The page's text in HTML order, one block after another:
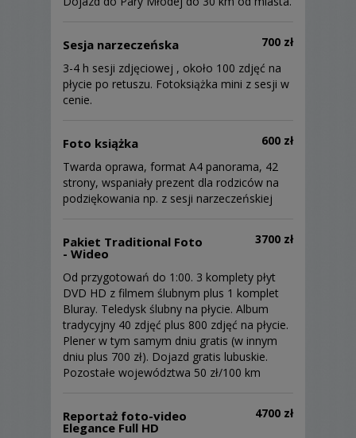
stanowisku jako Logistic Manager przez 8
lat. Jednocześnie prowadziliśmy naszą firmę
i w sezonie wykonywaliśmy reportaże ślubne
dla naszych klientów (po 20-25 ślubów) czy
dodatkowe projekty reklamowe, jako, że
naszym 70 m2 studiu fotograficznym. Po 8
latach męczarni w korporacji stwierdziłem,
że w pełni zaangażuję się w film i fotografię,
że będę robił tylko to co naprawdę kocham.
I rzuciłem etat.
kocham, a jednocześnie moja praca
przynosi mi dochody i sprawia radość innym.
Czego chcieć więcej:)
Od 9 lat mieszkamy i prowadzimy nasze
studio w zachodniej Polsce, w pobliżu
Słubic/Frankfurt Oder (20 km) , Gorzowa
„Perłą Ziemi Lubuskiej” – Ośnie Lubuskim.
Sesja narzeczeńska
700 zł
3-4 h sesji zdjęciowej , około 100 zdjęć na
płycie po retuszu. Fotoksiążka mini z sesji w
cenie.
Foto książka
600 zł
Twarda oprawa, format A4 panorama, 42
strony, wspaniały prezent dla rodziców na
podziękowania np. z sesji narzeczeńskiej
Pakiet Traditional Foto
- Wideo
3700 zł
Od przygotowań do 1:00. 3 komplety płyt
DVD HD z filmem ślubnym plus 1 komplet
Bluray. Teledysk ślubny na płycie. Album
tradycyjny 40 zdjęć plus 800 zdjęć na płycie.
Plener w tym samym dniu gratis (w innym
dniu plus 700 zł). Dojazd gratis lubuskie.
Pozostałe województwa 50 zł/100 km
Reportaż foto-video
Elegance Full HD
4700 zł